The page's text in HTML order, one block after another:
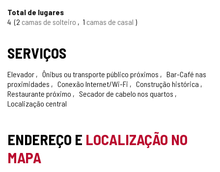
Total de lugares
4 2 camas de solteiro 1 camas de casal
SERVIÇOS
Elevador Ônibus ou transporte público próximos
Bar-Café nas
proximidades
Conexão Internet/Wi-Fi
Construção histórica
Restaurante próximo
Secador de cabelo nos quartos
Localização central
ENDEREÇO E LOCALIZAÇÃO NO
MAPA